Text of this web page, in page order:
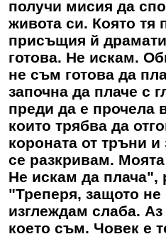
получи мисия да
живота си. Която тя
присъщия й
готова. Не искам.
не съм готова да
започна да плаче с
преди да е прочела
които трябва да
короната от тръни
се разкривам.
Не искам да
"Треперя, защото не
изглеждам слаба.
което съм. Човек е